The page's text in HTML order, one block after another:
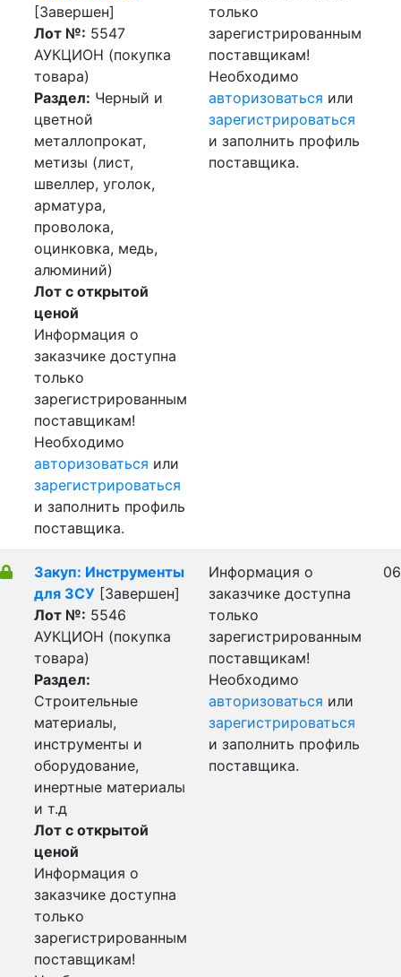
[Завершен]
Лот №: 5547
АУКЦИОН (покупка
товара)
Раздел: Черный и
цветной
металлопрокат,
метизы (лист,
швеллер, уголок,
арматура,
проволока,
оцинковка, медь,
алюминий)
Лот с открытой
ценой
Информация о
заказчике доступна
только
зарегистрированным
поставщикам!
Необходимо
авторизоваться или
зарегистрироваться
и заполнить профиль
поставщика.
только
зарегистрированным
поставщикам!
Необходимо
авторизоваться или
зарегистрироваться
и заполнить профиль
поставщика.
Закуп: Инструменты
для ЗСУ [Завершен]
Лот №: 5546
АУКЦИОН (покупка
товара)
Раздел:
Строительные
материалы,
инструменты и
оборудование,
инертные материалы
и т.д
Лот с открытой
ценой
Информация о
заказчике доступна
только
зарегистрированным
поставщикам!
Информация о
заказчике доступна
только
зарегистрированным
поставщикам!
Необходимо
авторизоваться или
зарегистрироваться
и заполнить профиль
поставщика.